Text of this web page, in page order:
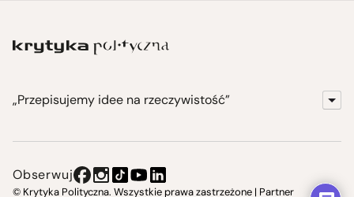
„Przepisujemy idee na rzeczywistość”
Instytut Krytyki Politycznej
Obserwuj
© Krytyka Polityczna. Wszystkie prawa zastrzeżone | Partner